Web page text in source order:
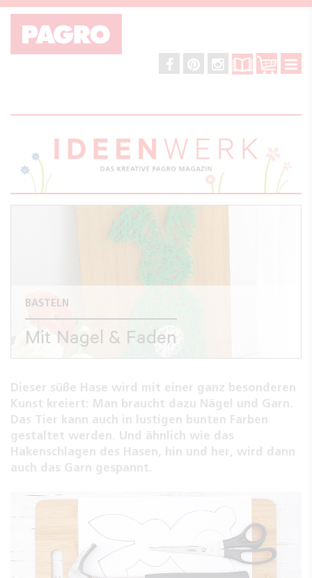
BASTELN
Mit Nagel & Faden
Dieser süße Hase wird mit einer ganz besonderen
Kunst kreiert: Man braucht dazu Nägel und Garn.
Das Tier kann auch in lustigen bunten Farben
gestaltet werden. Und ähnlich wie das
Hakenschlagen des Hasen, hin und her, wird dann
auch das Garn gespannt.